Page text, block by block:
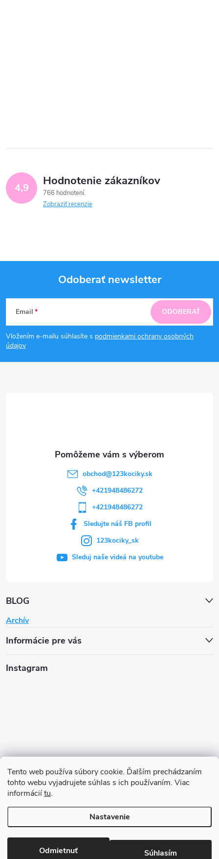
Tento web používa súbory cookie. Ďalším prechádzaním
tohto webu vyjadrujete súhlas s ich používaním. Viac
informáciítu.
Nastavenie
Odmietnuť Súhlasím
4,9 Hodnotenie zákazníkov
766 hodnotení
Zobraziť recenzie
Z
á
p
Odoberať newsletter
Email
Vložením e-mailu súhlasíte s podmienkami ochrany osobných
údajov
ODOBERAŤ
BLOG
Archív
Informácie pre vás
obchod@123kociky.sk
+421948486272
+421948486272
Sledujte náš FB profil
123kociky_sk
Sleduj naše videá na youtube
Instagram
Sledovať na Instagrame
123kociky.sk. Všetky práva vyhradené.